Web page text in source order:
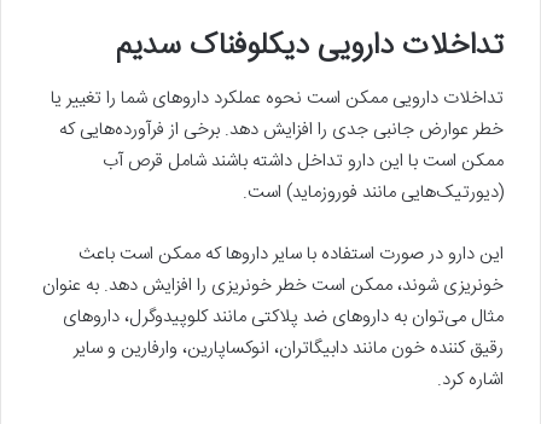
تداخلات دارویی دیکلوفناک سدیم
تداخلات دارویی ممکن است نحوه عملکرد داروهای شما را تغییر یا
خطر عوارض جانبی جدی را افزایش دهد. برخی از فرآورده‌هایی که
ممکن است با این دارو تداخل داشته باشند شامل قرص آب
(دیورتیک‌هایی مانند فوروزماید) است.
این دارو در صورت استفاده با سایر داروها که ممکن است باعث
خونریزی شوند، ممکن است خطر خونریزی را افزایش دهد. به عنوان
مثال می‌توان به داروهای ضد پلاکتی مانند کلوپیدوگرل، داروهای
رقیق کننده خون مانند دابیگاتران، انوکساپارین، وارفارین و سایر
اشاره کرد.